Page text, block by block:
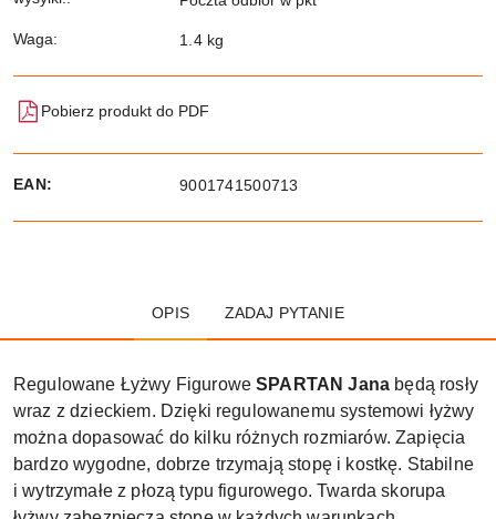
Waga: 1.4 kg
Pobierz produkt do PDF
EAN: 9001741500713
OPIS ZADAJ PYTANIE
Regulowane Łyżwy FiguroweSPARTAN Jana będą rosły
wraz z dzieckiem. Dzięki regulowanemu systemowi łyżwy
można dopasować do kilku różnych rozmiarów. Zapięcia
bardzo wygodne, dobrze trzymają stopę i kostkę. Stabilne
i wytrzymałe z płozą typu figurowego. Twarda skorupa